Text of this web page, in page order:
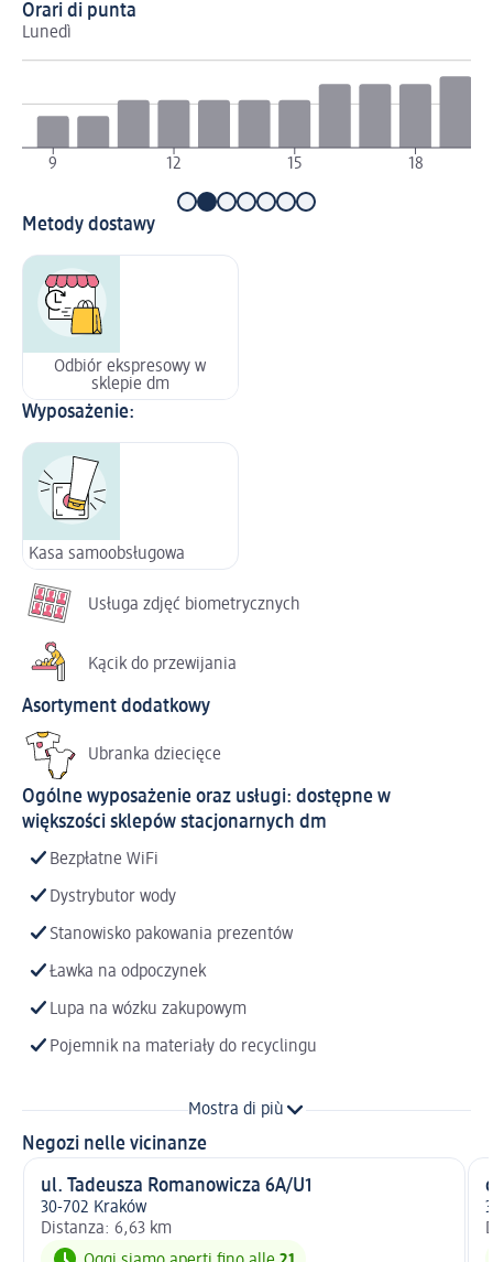
Orari di punta
Lunedì
9 12 15 18
Metody dostawy
Odbiór ekspresowy w
sklepie dm
Wyposażenie:
Kasa samoobsługowa
Usługa zdjęć biometrycznych
Kącik do przewijania
Asortyment dodatkowy
Ubranka dziecięce
Ogólne wyposażenie oraz usługi: dostępne w
większości sklepów stacjonarnych dm
Bezpłatne WiFi
Dystrybutor wody
Stanowisko pakowania prezentów
Ławka na odpoczynek
Lupa na wózku zakupowym
Pojemnik na materiały do recyclingu
Mostra di più
Negozi nelle vicinanze
ul. Tadeusza Romanowicza 6A/U1
30-702 Kraków
Distanza: 6,63 km